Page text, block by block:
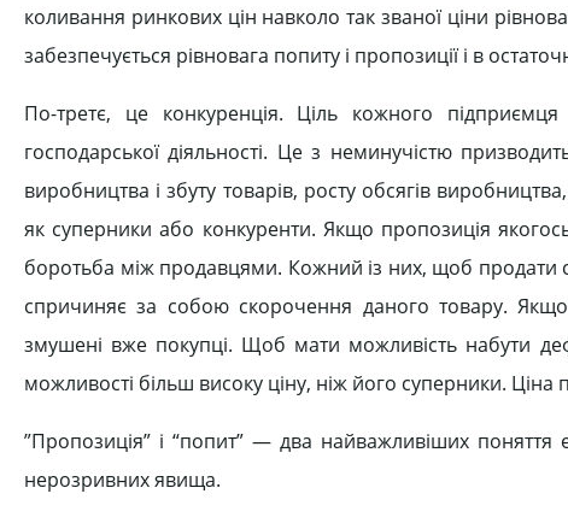
коливання ринкових цін навколо так званої ціни
забезпечується рівновага попиту і пропозиції і в
По-третє, це конкуренція. Ціль кожного
господарської діяльності. Це з неминучістю
виробництва і збуту товарів, росту обсягів
як суперники або конкуренти. Якщо пропозиція
боротьба між продавцями. Кожний із них, щоб продати
спричиняє за собою скорочення даного товару.
змушені вже покупці. Щоб мати можливість набути
можливості більш високу ціну, ніж його суперники.
”Пропозиція” і “попит” — два найважливіших
нерозривних явища.